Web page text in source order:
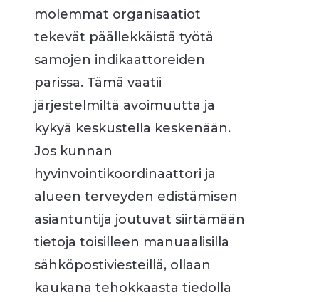
molemmat organisaatiot
tekevät päällekkäistä työtä
samojen indikaattoreiden
parissa. Tämä vaatii
järjestelmiltä avoimuutta ja
kykyä keskustella keskenään.
Jos kunnan
hyvinvointikoordinaattori ja
alueen terveyden edistämisen
asiantuntija joutuvat siirtämään
tietoja toisilleen manuaalisilla
sähköpostiviesteillä, ollaan
kaukana tehokkaasta tiedolla